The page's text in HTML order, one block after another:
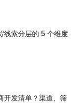
线索分层的 5 个维度
开发清单？渠道、筛